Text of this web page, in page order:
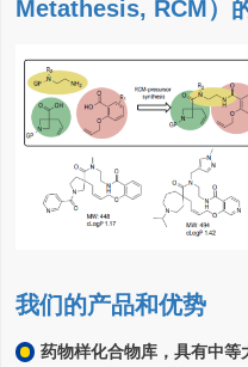
Metathesis, RCM）
我们的产品和优势
药物样化合物库，具有中等